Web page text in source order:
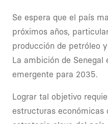
Se espera que el país
próximos años,
producción de petróleo
La ambición de
emergente para 2035.
Lograr tal objetivo
estructuras económicas